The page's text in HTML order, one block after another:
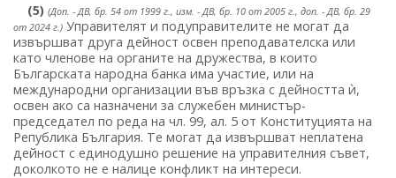
(5) (Доп. - ДВ, бр. 54 от 1999 г., изм. - ДВ, бр. 10 от 2005 г., доп. - ДВ, бр. 29
от 2024 г.) Управителят и подуправителите не могат да
извършват друга дейност освен преподавателска или
като членове на органите на дружества, в които
Българската народна банка има участие, или на
международни организации във връзка с дейността ѝ,
освен ако са назначени за служебен министър-
председател по реда на чл. 99, ал. 5 от Конституцията на
Република България. Те могат да извършват неплатена
дейност с единодушно решение на управителния съвет,
доколкото не е налице конфликт на интереси.